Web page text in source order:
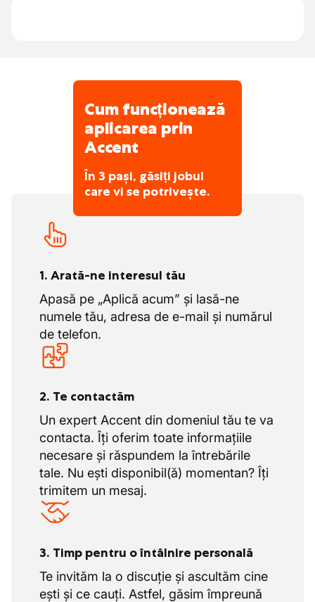
Cum funcționează
aplicarea prin
Accent
În 3 pași, găsiți jobul
care vi se potrivește.
1. Arată-ne interesul tău
Apasă pe „Aplică acum” și lasă-ne
numele tău, adresa de e-mail și numărul
de telefon.
2. Te contactăm
Un expert Accent din domeniul tău te va
contacta. Îți oferim toate informațiile
necesare și răspundem la întrebările
tale. Nu ești disponibil(ă) momentan? Îți
trimitem un mesaj.
3. Timp pentru o întâlnire personală
Te invităm la o discuție și ascultăm cine
ești și ce cauți. Astfel, găsim împreună